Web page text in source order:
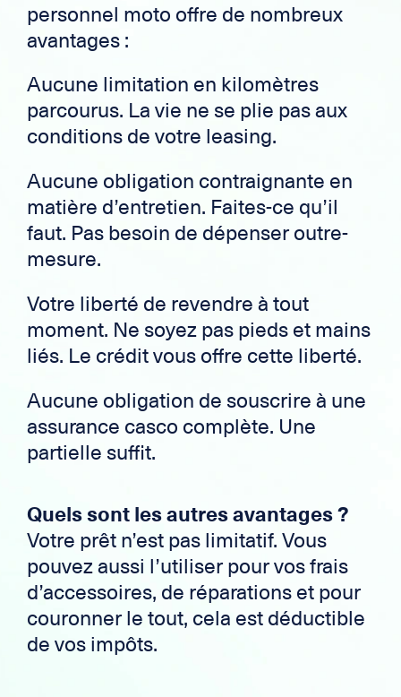
personnel moto offre de nombreux
avantages :
Aucune limitation en kilomètres
parcourus. La vie ne se plie pas aux
conditions de votre leasing.
Aucune obligation contraignante en
matière d’entretien. Faites-ce qu’il
faut. Pas besoin de dépenser outre-
mesure.
Votre liberté de revendre à tout
moment. Ne soyez pas pieds et mains
liés. Le crédit vous offre cette liberté.
Aucune obligation de souscrire à une
assurance casco complète. Une
partielle suffit.
Quels sont les autres avantages ?
Votre prêt n’est pas limitatif. Vous
pouvez aussi l’utiliser pour vos frais
d’accessoires, de réparations et pour
couronner le tout, cela est déductible
de vos impôts.